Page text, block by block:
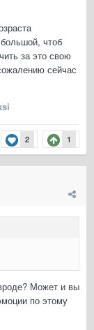
чтоб
за это свою
сейчас
2 1
Может и вы
по этому